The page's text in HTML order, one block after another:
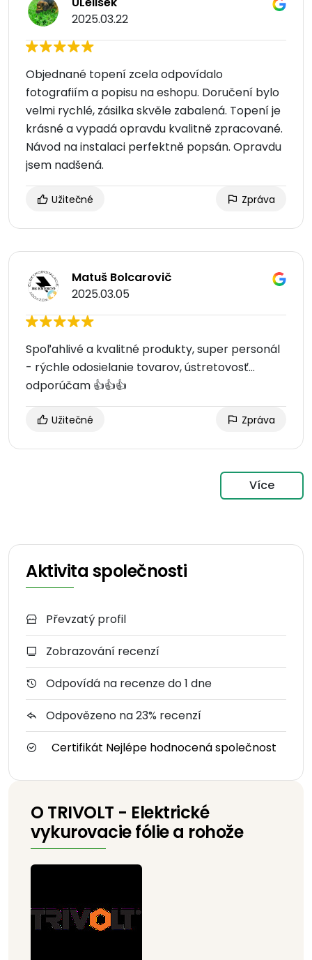
2025.03.22
Objednané topení zcela odpovídalo
fotografiím a popisu na eshopu. Doručení bylo
velmi rychlé, zásilka skvěle zabalená. Topení je
krásné a vypadá opravdu kvalitně zpracované.
Návod na instalaci perfektně popsán. Opravdu
jsem nadšená.
Užitečné Zpráva
Matuš Bolcarovič
2025.03.05
Spoľahlivé a kvalitné produkty, super personál
- rýchle odosielanie tovarov, ústretovosť...
odporúčam 👍👍👍
Užitečné Zpráva
Více
Aktivita společnosti
Převzatý profil
Zobrazování recenzí
Odpovídá na recenze do 1 dne
Odpovězeno na 23% recenzí
Certifikát Nejlépe hodnocená společnost
O TRIVOLT - Elektrické
vykurovacie fólie a rohože